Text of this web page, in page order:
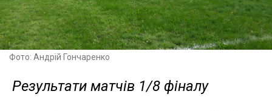
Фото: Андрій Гончаренко
Результати матчів 1/8 фіналу